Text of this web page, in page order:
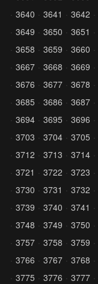
3640
3641 3642
3649
3650 3651
3658
3659 3660
3667
3668 3669
3676
3677 3678
3685
3686 3687
3694
3695 3696
3703
3704 3705
3712
3713 3714
3721
3722 3723
3730
3731 3732
3739
3740 3741
3748
3749 3750
3757
3758 3759
3766
3767 3768
3775
3776 3777